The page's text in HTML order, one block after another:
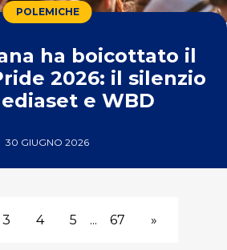
POLEMICHE
ha boicottato il
2026: il silenzio
e WBD
30 GIUGNO 2026
3 4 5 ... 67 »